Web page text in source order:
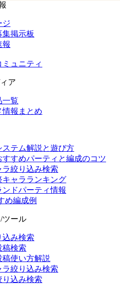
ジ
掲示板
報
ミュニティ
ア
一覧
情報まとめ
ステム解説と遊び方
すすめパーティと編成のコツ
ラ絞り込み検索
キャラランキング
ドパーティ情報
め編成例
ツール
込み検索
稿検索
使い方解説
ラ絞り込み検索
り込み検索